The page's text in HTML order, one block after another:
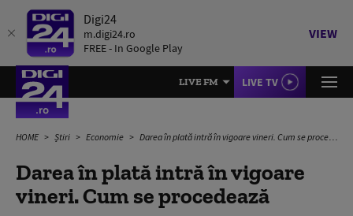
Digi24
m.digi24.ro
FREE - In Google Play
VIEW
LIVE FM LIVE TV
HOME Știri Economie Darea în plată intră în vigoare vineri. Cum se procedează
Darea în plată intră în vigoare
vineri. Cum se procedează